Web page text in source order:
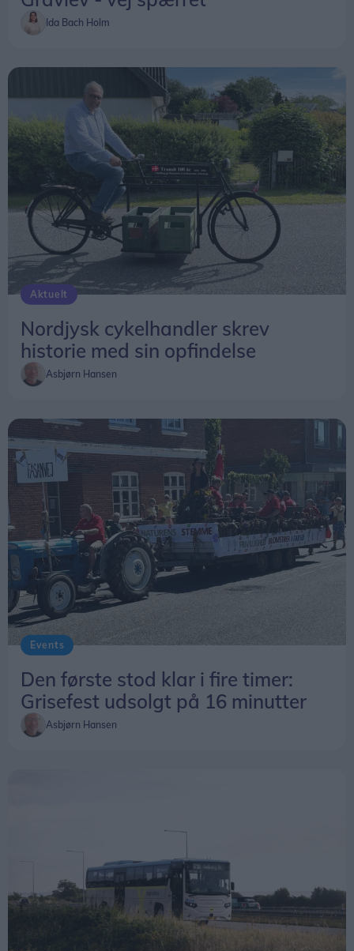
Ida Bach Holm
Aktuelt
Nordjysk cykelhandler skrev
historie med sin opfindelse
Asbjørn Hansen
Events
Den første stod klar i fire timer:
Grisefest udsolgt på 16 minutter
Asbjørn Hansen